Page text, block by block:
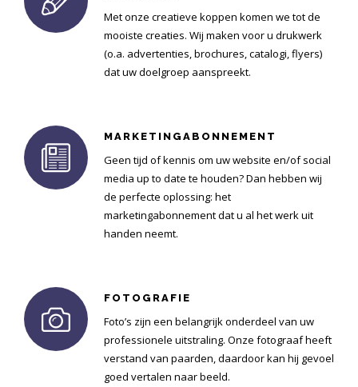
Met onze creatieve koppen komen we tot de
mooiste creaties. Wij maken voor u drukwerk
(o.a. advertenties, brochures, catalogi, flyers)
dat uw doelgroep aanspreekt.
MARKETINGABONNEMENT
Geen tijd of kennis om uw website en/of social
media up to date te houden? Dan hebben wij
de perfecte oplossing: het
marketingabonnement dat u al het werk uit
handen neemt.
FOTOGRAFIE
Foto’s zijn een belangrijk onderdeel van uw
professionele uitstraling. Onze fotograaf heeft
verstand van paarden, daardoor kan hij gevoel
goed vertalen naar beeld.